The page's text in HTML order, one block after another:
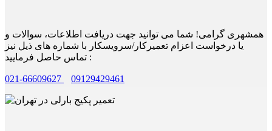
همشهری گرامی! شما می توانید جهت دریافت اطلاعات، سوالات و
یا درخواست اعزام تعمیرکار/سرویسکار با شماره های ذیل نیز
تماس حاصل فرمایید :
021-66609627 09129429461